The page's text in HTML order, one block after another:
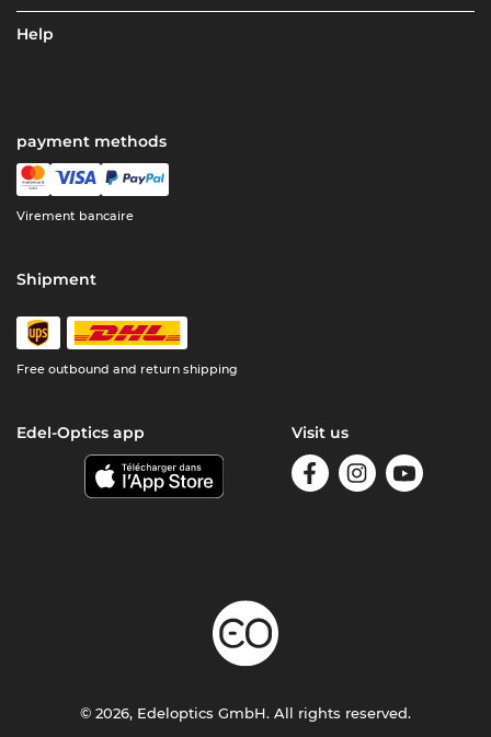
Help
payment methods
Virement bancaire
Shipment
Free outbound and return shipping
Edel-Optics app Visit us
© 2026, Edeloptics GmbH. All rights reserved.